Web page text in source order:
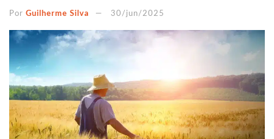
Por Guilherme Silva 30/jun/2025